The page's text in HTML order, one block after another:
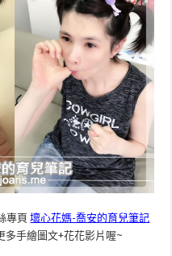
專頁壞心花媽-喬安的育兒筆記
多手繪圖文+花花影片喔~